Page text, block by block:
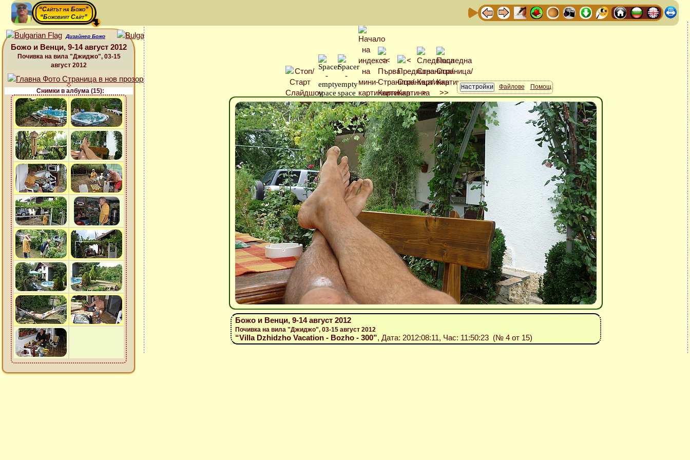
“Сайтът на Божо”
“Божовият Сайт”
Дизайнер Божо
Божо и Венци, 9-14 август 2012
Почивка на вила "Джиджо", 03-15
август 2012
Снимки в албума (15):
Файлове Помощ
Божо и Венци, 9-14 август 2012
Почивка на вила "Джиджо", 03-15 август 2012
“Villa Dzhidzho Vacation - Bozho - 300”, Дата: 2012:08:11, Час: 11:50:23 (№ 4 от 15)